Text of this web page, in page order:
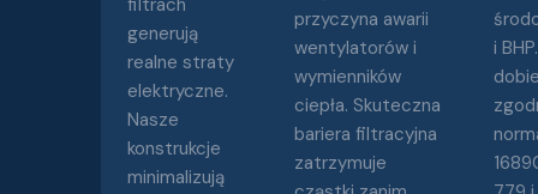
generują
realne straty
elektryczne.
Nasze
konstrukcje
minimalizują
przyczyna awarii
wentylatorów i
wymienników
ciepła. Skuteczna
bariera filtracyjna
zatrzymuje
i